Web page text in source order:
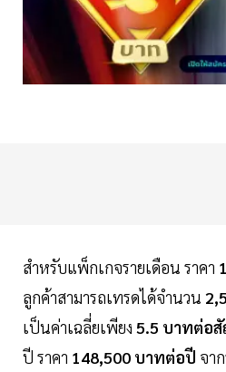
สำหรับแพ็กเกจรายเดือน ราคา
ลูกค้าสามารถเทรดได้จำนวน
เป็นค่าเฉลี่ยเพียง 5.5 บาทต่อ
ปี ราคา 148,500 บาทต่อปี จา